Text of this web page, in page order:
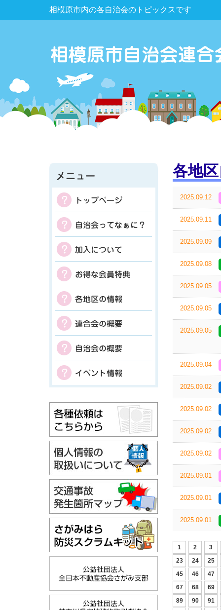
相模原市内の各自治会のトピックスです
各地
2025.09.12
2025.09.11
2025.09.09
2025.09.08
2025.09.05
2025.09.05
2025.09.05
2025.09.04
2025.09.02
2025.09.02
2025.09.02
2025.09.02
2025.09.01
2025.09.01
2025.09.01
1 2
3
23
24
25
45
46
47
67
68
69
89
90
91